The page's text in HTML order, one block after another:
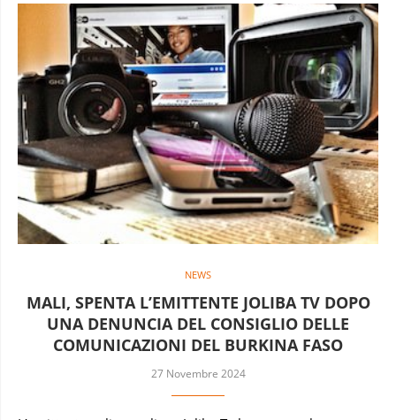
NEWS
MALI, SPENTA L’EMITTENTE JOLIBA TV DOPO
UNA DENUNCIA DEL CONSIGLIO DELLE
COMUNICAZIONI DEL BURKINA FASO
27 Novembre 2024